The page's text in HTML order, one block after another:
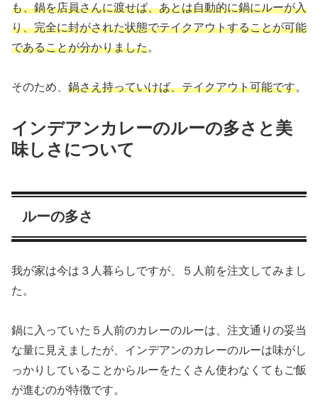
も、鍋を店員さんに渡せば、あとは自動的に鍋にルーが入
り、完全に封がされた状態でテイクアウトすることが可能
であることが分かりました。
そのため、 鍋さえ持っていけば、テイクアウト可能です。
インデアンカレーのルーの多さと美
味しさについて
ルーの多さ
我が家は今は３人暮らしですが、５人前を注文してみまし
た。
鍋に入っていた５人前のカレーのルーは、注文通りの妥当
な量に見えましたが、インデアンのカレーのルーは味がし
っかりしていることからルーをたくさん使わなくてもご飯
が進むのが特徴です。